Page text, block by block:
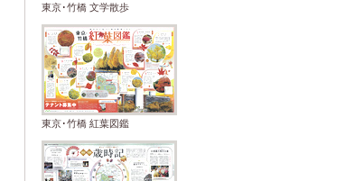
東京･竹橋 文学散歩
東京･竹橋 紅葉図鑑